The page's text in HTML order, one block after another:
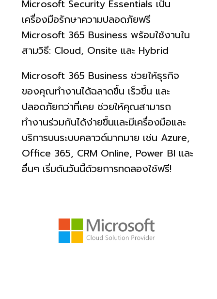
Microsoft Security Essentials เป็น
เครื่องมือรักษาความปลอดภัยฟรี
Microsoft 365 Business พร้อมใช้งานใน
สามวิธี: Cloud, Onsite และ Hybrid
Microsoft 365 Business ช่วยให้ธุรกิจ
ของคุณทำงานได้ฉลาดขึ้น เร็วขึ้น และ
ปลอดภัยกว่าที่เคย ช่วยให้คุณสามารถ
ทำงานร่วมกันได้ง่ายขึ้นและมีเครื่องมือและ
บริการบนระบบคลาวด์มากมาย เช่น Azure,
Office 365, CRM Online, Power BI และ
อื่นๆ เริ่มต้นวันนี้ด้วยการทดลองใช้ฟรี!